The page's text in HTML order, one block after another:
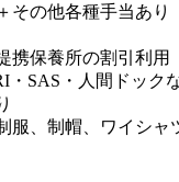
その他各種手当あり
携保養所の割引利用
SAS・人間ドックな
服、制帽、ワイシ